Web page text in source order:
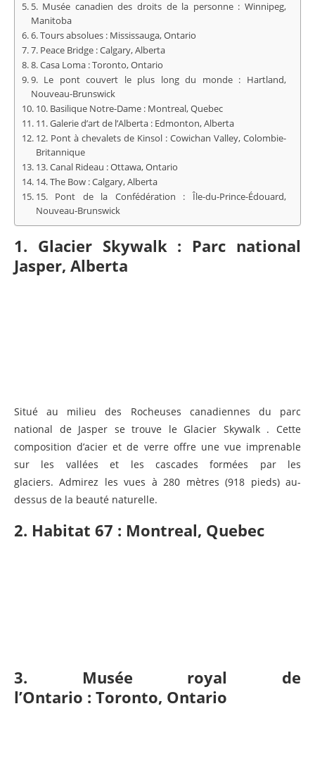
5. Musée canadien des droits de la personne : Winnipeg,
Manitoba
6. Tours absolues : Mississauga, Ontario
7. Peace Bridge : Calgary, Alberta
8. Casa Loma : Toronto, Ontario
9. Le pont couvert le plus long du monde : Hartland,
Nouveau-Brunswick
10. Basilique Notre-Dame : Montreal, Quebec
11. Galerie d’art de l’Alberta : Edmonton, Alberta
12. Pont à chevalets de Kinsol : Cowichan Valley, Colombie-
Britannique
13. Canal Rideau : Ottawa, Ontario
14. The Bow : Calgary, Alberta
15. Pont de la Confédération : Île-du-Prince-Édouard,
Nouveau-Brunswick
1. Glacier Skywalk : Parc national
Jasper, Alberta
Situé au milieu des Rocheuses canadiennes du parc
national de Jasper se trouve le Glacier Skywalk . Cette
composition d’acier et de verre offre une vue imprenable
sur les vallées et les cascades formées par les
glaciers. Admirez les vues à 280 mètres (918 pieds) au-
dessus de la beauté naturelle.
2. Habitat 67 : Montreal, Quebec
3. Musée royal de
l’Ontario : Toronto, Ontario